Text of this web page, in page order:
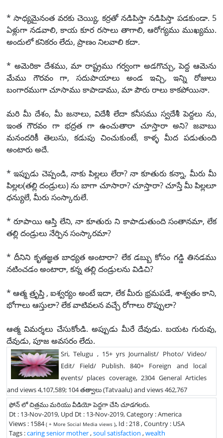
* సాధ్యమైనంత వరకు చెయ్యి, కర్రతో నడిపిస్తా నడిపిస్తా పడకుండా. 5
ఏళ్లుగా నడవాలి, కాయ కూర రసాలు తాగాలి, ఆరోగ్యము ముఖ్యము.
అందులో కనికరం లేదు, ప్రాణం నిలవాలి కదా.
* అమెరికా దేశము, మా రాష్ట్రము గర్వంగా అడగొచ్చు, పెద్ద ఆమెను
మేము గౌరవం గా, సదుపాయాలు అండ ఇచ్చి, ఇన్ని రోజులు
బంగారముగా చూసాము కాపాడాము, మా పౌరు రాలు కాకపోయినా.
మరి మీ దేశం, మీ జనాలు, విదేశీ లేదా కనీసము స్వదేశీ పెద్దలు ను,
ఇంత గౌరవం గా భద్రత గా ఉంచుతారా చూస్తారా అని? జవాబు
మనందరికీ తెలుసు, కడుపు చించుకుంటే, కాళ్ళ మీద పడుతుంది
అంటారు అదే.
* ఇప్పుడు చెప్పండి, నాకు పిల్లలు లేరా? నా కూతురు కన్నా, మీరు మీ
పిల్లల(తల్లి దండ్రులు) ను బాగా చూసారా? చూస్తారా? చూస్తే మీ పిల్లలూ
ధన్యులే, మీరు సంస్కారులే.
* రూపాయి ఆస్తి లేని, నా కూతురు ని కాపాడుతుంది సంతానమా, లేక
తల్లి దండ్రులు నేర్పిన సంస్కారమా?
* దీనిని కృతజ్ఞత బాధ్యత అంటారా? లేక డబ్బు కోసం గడ్డి తినడము
నటించడం అంటారా, కన్న తల్లి దండ్రులను విడిచి?
* ఆత్మ త్రృప్తి , ఐశ్వర్యం అంటే ఇదా, లేక మీరు భ్రమపడే, శాశ్వతం కాని,
భోగాలు ఆస్తులా? లేక వాటివలన వచ్చే రోగాలు రొప్పులా?
ఆత్మ విమర్శలు చేసుకోండి. అప్పుడు మీరే దేవుడు. బయట గురువు,
దేవుడు, పూజ అవసరం లేదు.
Sri, Telugu , 15+ yrs Journalist/ Photo/ Video/
Edit/ Field/ Publish. 840+ Foreign and local
events/ places coverage, 2304 General Articles
and views 4,107,589; 104 తత్వాలు (Tatvaalu) and views 462,767
ఫోన్ లో చిత్రము మరియు వీడియో పెద్దగా చేసి చూడగలరు.
Dt : 13-Nov-2019, Upd Dt : 13-Nov-2019, Category : America
Views : 1584( + More Social Media views ), Id : 218 , Country : USA
Tags :caring senior mother,soul satisfaction ,wealth